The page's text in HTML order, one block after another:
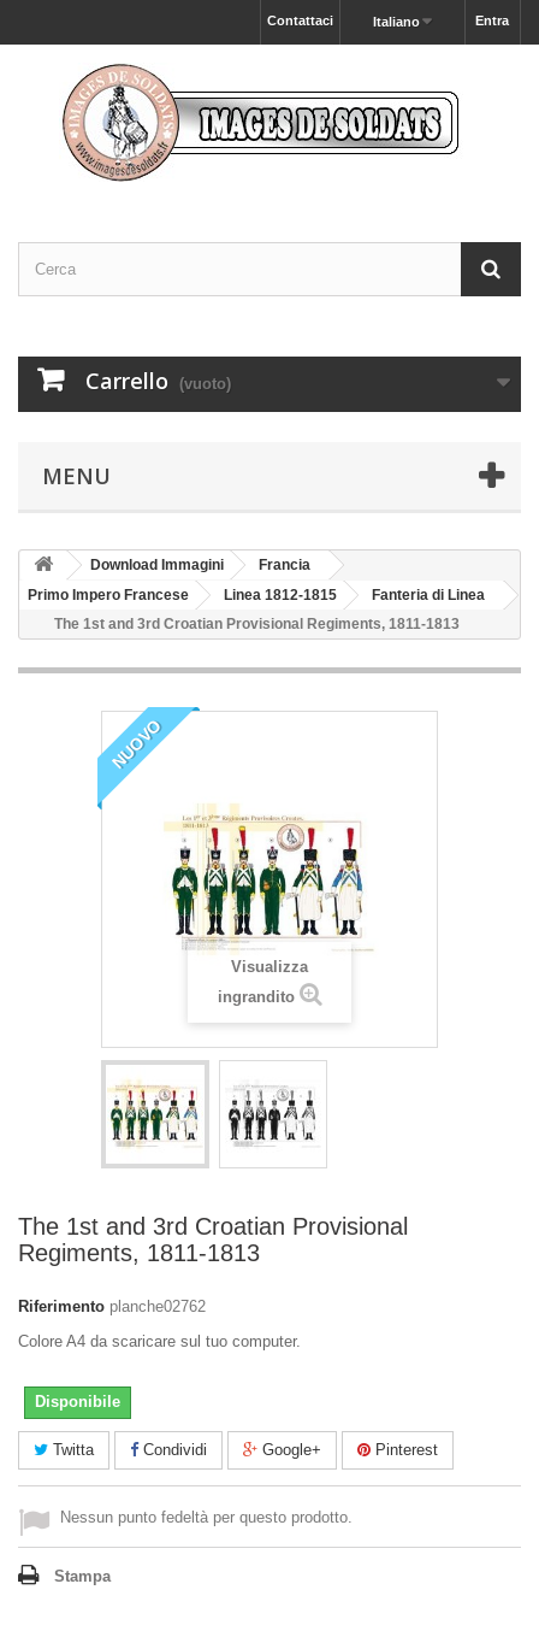
Entra
Italiano
Contattaci
Carrello (vuoto)
MENU
Download Immagini
Francia
Primo Impero Francese
Linea 1812-1815
Fanteria di Linea
The 1st and 3rd Croatian Provisional Regiments, 1811-1813
NUOVO
Visualizza
ingrandito
The 1st and 3rd Croatian Provisional
Regiments, 1811-1813
Riferimento planche02762
Colore A4 da scaricare sul tuo computer.
Disponibile
Twitta Condividi Google+ Pinterest
Nessun punto fedeltà per questo prodotto.
Stampa